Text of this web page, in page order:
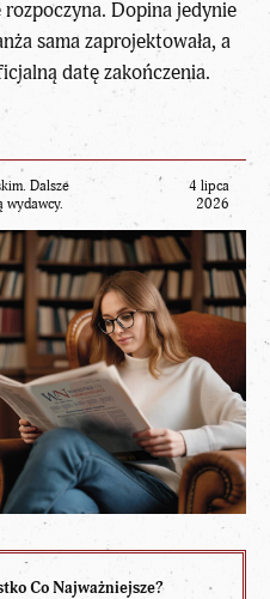
Dopina jedynie
sama zaprojektowała, a
datę zakończenia.
Dalsze
wydawcy.
4 lipca
2026
Co Najważniejsze?